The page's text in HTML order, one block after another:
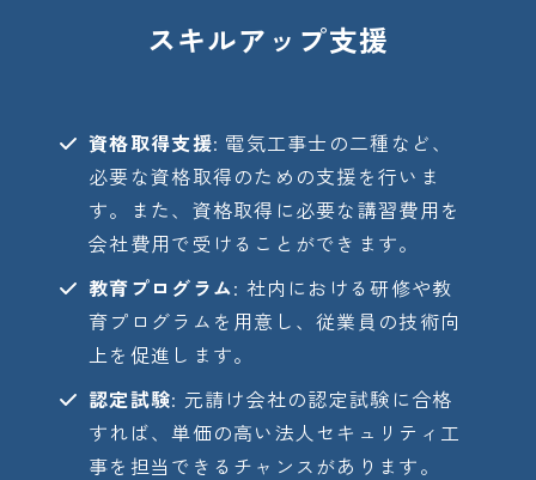
スキルアップ支援
資格取得支援: 電気工事士の二種など、
必要な資格取得のための支援を行いま
す。また、資格取得に必要な講習費用を
会社費用で受けることができます。
教育プログラム: 社内における研修や教
育プログラムを用意し、従業員の技術向
上を促進します。
認定試験: 元請け会社の認定試験に合格
すれば、単価の高い法人セキュリティ工
事を担当できるチャンスがあります。